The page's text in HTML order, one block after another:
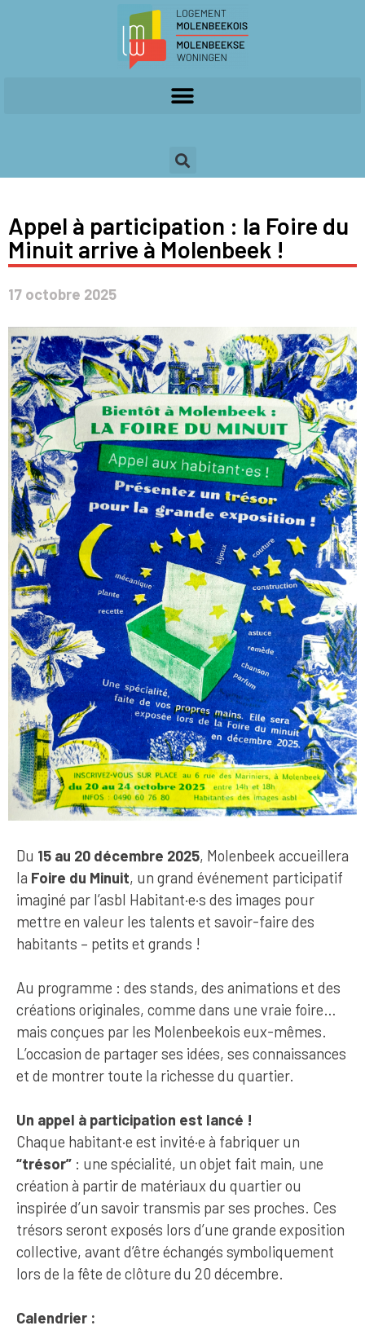
Appel à participation : la Foire du
Minuit arrive à Molenbeek !
17 octobre 2025
Du 15 au 20 décembre 2025, Molenbeek accueillera
la Foire du Minuit, un grand événement participatif
imaginé par l’asbl Habitant·e·s des images pour
mettre en valeur les talents et savoir-faire des
habitants – petits et grands !
Au programme : des stands, des animations et des
créations originales, comme dans une vraie foire…
mais conçues par les Molenbeekois eux-mêmes.
L’occasion de partager ses idées, ses connaissances
et de montrer toute la richesse du quartier.
Un appel à participation est lancé !
Chaque habitant·e est invité·e à fabriquer un
“trésor” : une spécialité, un objet fait main, une
création à partir de matériaux du quartier ou
inspirée d’un savoir transmis par ses proches. Ces
trésors seront exposés lors d’une grande exposition
collective, avant d’être échangés symboliquement
lors de la fête de clôture du 20 décembre.
Calendrier :